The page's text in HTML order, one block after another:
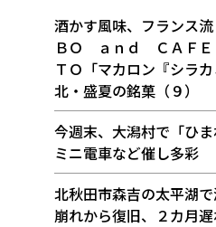
酒かす風味、フランス
ＢＯ ａｎｄ ＣＡＦ
ＴＯ「マカロン『シラ
北・盛夏の銘菓（９）
今週末、大潟村で「ひ
ミニ電車など催し多彩
北秋田市森吉の太平湖
崩れから復旧、２カ月